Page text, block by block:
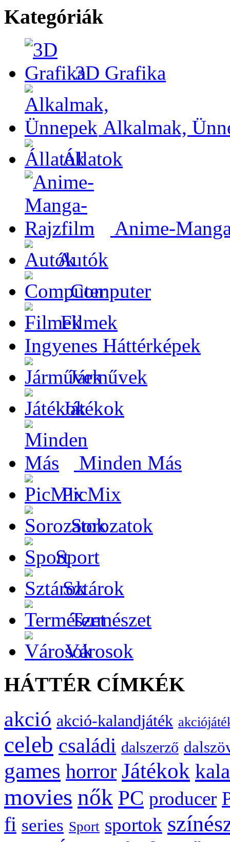
Kategóriák
3D Grafika
Alkalmak,
Állatok
Anime-
Autók
Computer
Filmek
Ingyenes Háttérképek
Járművek
Játékok
Minden Más
PicMix
Sorozatok
Sport
Sztárok
Természet
Városok
HÁTTÉR CÍMKÉK
akció akció-kalandjáték
celeb családi dalszerző
games horror Játékok
movies nők PC producer
fi series Sport sportok